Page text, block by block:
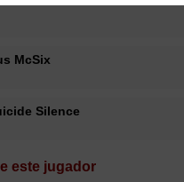
McSix
Silence
este jugador